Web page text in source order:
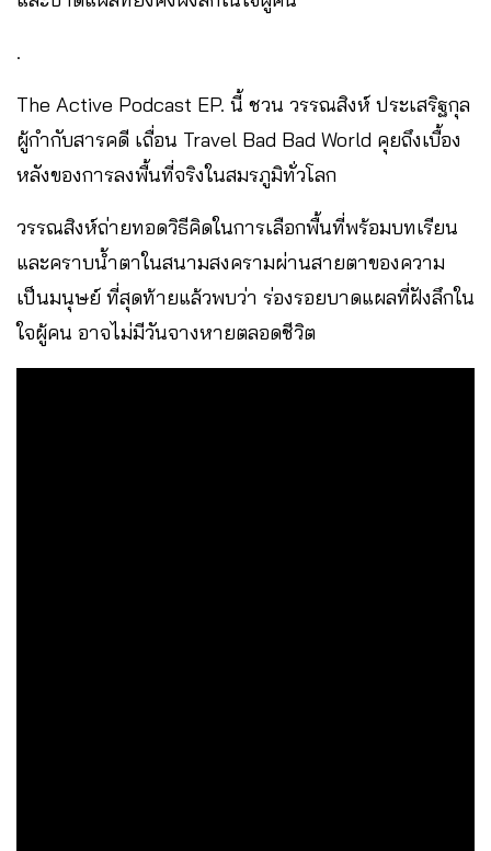
.
The Active Podcast EP. นี้ ชวน วรรณสิงห์ ประเสริฐกุล
ผู้กำกับสารคดี เถื่อน Travel Bad Bad World คุยถึงเบื้อง
หลังของการลงพื้นที่จริงในสมรภูมิทั่วโลก
วรรณสิงห์ถ่ายทอดวิธีคิดในการเลือกพื้นที่พร้อมบทเรียน
และคราบน้ำตาในสนามสงครามผ่านสายตาของความ
เป็นมนุษย์ ที่สุดท้ายแล้วพบว่า ร่องรอยบาดแผลที่ฝังลึกใน
ใจผู้คน อาจไม่มีวันจางหายตลอดชีวิต